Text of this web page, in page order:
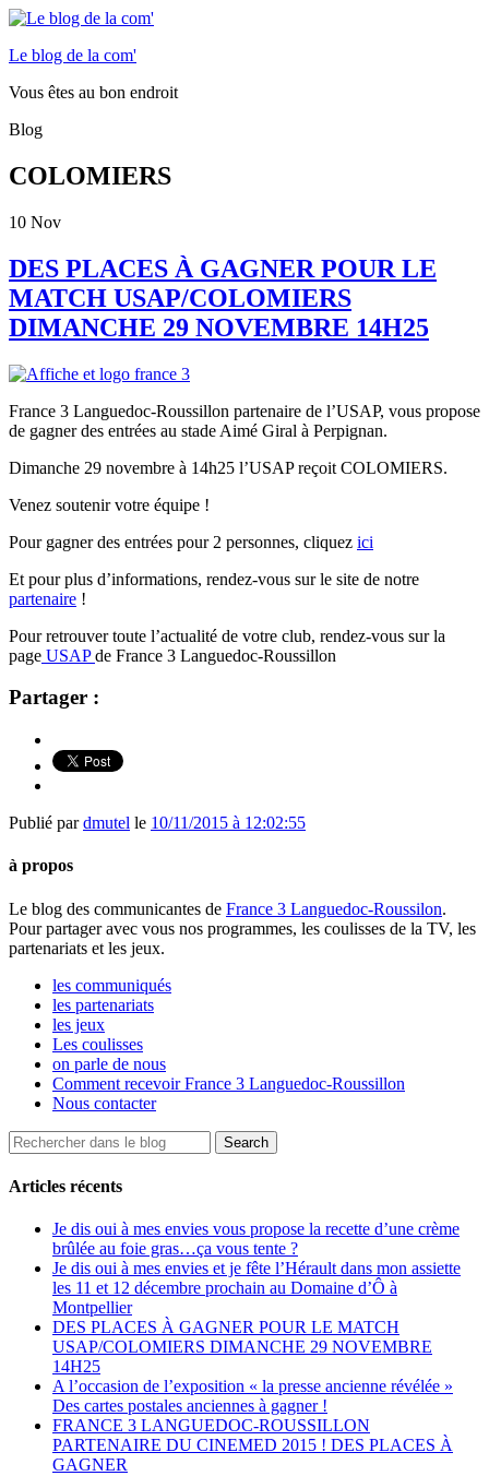
Le blog de la com'
Vous êtes au bon endroit
Blog
COLOMIERS
10 Nov
DES PLACES À GAGNER POUR LE
MATCH USAP/COLOMIERS
DIMANCHE 29 NOVEMBRE 14H25
France 3 Languedoc-Roussillon partenaire de l’USAP, vous propose
de gagner des entrées au stade Aimé Giral à Perpignan.
Dimanche 29 novembre à 14h25 l’USAP reçoit COLOMIERS.
Venez soutenir votre équipe !
Pour gagner des entrées pour 2 personnes, cliquez ici
Et pour plus d’informations, rendez-vous sur le site de notre
partenaire !
Pour retrouver toute l’actualité de votre club, rendez-vous sur la
page USAPde France 3 Languedoc-Roussillon
Partager :
Publié pardmutel le 10/11/2015 à 12:02:55
à propos
Le blog des communicantes de France 3 Languedoc-Roussilon.
Pour partager avec vous nos programmes, les coulisses de la TV, les
partenariats et les jeux.
les communiqués
les partenariats
les jeux
Les coulisses
on parle de nous
Comment recevoir France 3 Languedoc-Roussillon
Nous contacter
Articles récents
Je dis oui à mes envies vous propose la recette d’une crème
brûlée au foie gras…ça vous tente ?
Je dis oui à mes envies et je fête l’Hérault dans mon assiette
les 11 et 12 décembre prochain au Domaine d’Ô à
Montpellier
DES PLACES À GAGNER POUR LE MATCH
USAP/COLOMIERS DIMANCHE 29 NOVEMBRE
14H25
A l’occasion de l’exposition « la presse ancienne révélée »
Des cartes postales anciennes à gagner !
FRANCE 3 LANGUEDOC-ROUSSILLON
PARTENAIRE DU CINEMED 2015 ! DES PLACES À
GAGNER